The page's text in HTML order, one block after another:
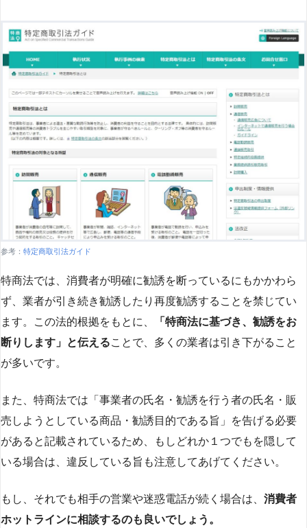
参考： 特定商取引法ガイド
特商法では、消費者が明確に勧誘を断っているにもかかわら
ず、業者が引き続き勧誘したり再度勧誘することを禁じてい
ます。この法的根拠をもとに、
「特商法に基づき、勧誘をお
断りします」と伝えることで、多くの業者は引き下がること
が多いです​​。
また、特商法では「事業者の氏名・勧誘を行う者の氏名・販
売しようとしている商品・勧誘目的である旨」を告げる必要
があると記載されているため、もしどれか１つでもを隠して
いる場合は、違反している旨も注意してあげてください。
もし、それでも相手の営業や迷惑電話が続く場合は、 消費者
ホットラインに相談するのも良いでしょう。